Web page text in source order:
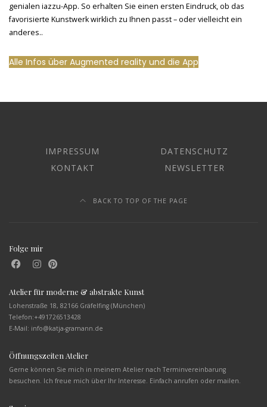
genialen iazzu-App. So erhalten Sie einen ersten Eindruck, ob das
favorisierte Kunstwerk wirklich zu Ihnen passt – oder vielleicht ein
anderes..
Alle Infos über Augmented reality und die App
IMPRESSUM
DATENSCHUTZ
KONTAKT
NEWSLETTER
BACK TO TOP OF THE PAGE
Folge mir
Atelier für moderne & abstrakte Kunst
Lohenstraße 18, 82166 Gräfelfing (München)
Telefon:+491726513428
E-Mail: info@katja-gramann.de
Öffnungszeiten Atelier
Gerne können Sie mich in meinem Atelier nach Terminvereinbarung
besuchen. Ich freue mich über Ihr Interesse. Einfach anrufen oder mailen.